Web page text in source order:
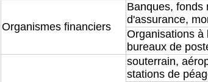
Organismes financiers
Banques, fonds
d'assurance,
Organisations à
bureaux de
souterrain,
stations de